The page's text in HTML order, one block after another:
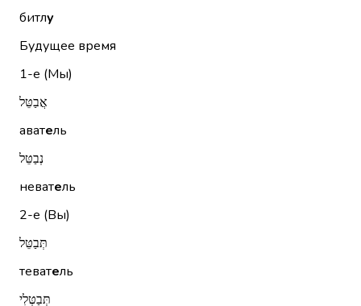
битлу
Будущее время
1-е (Мы)
אֲבַטֵּל
аватель
נְבַטֵּל
неватель
2-е (Вы)
תְּבַטֵּל
теватель
תְּבַטְּלִי